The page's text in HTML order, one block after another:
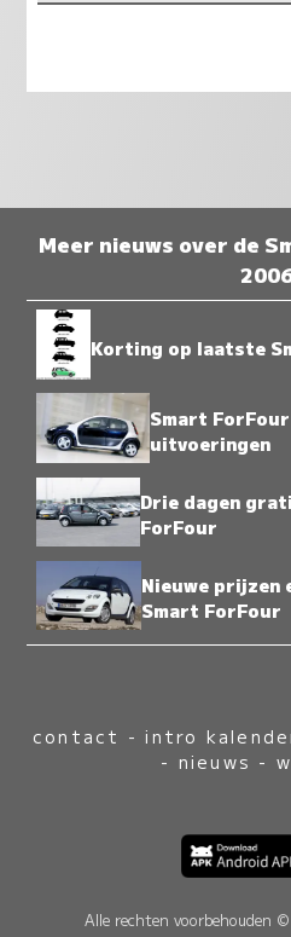
Meer nieuws over de
Korting op laatste
Smart
uitvoeringen
Drie dagen
ForFour
Nieuwe prijzen
Smart ForFour
contact -intro
- nieuws -
Alle rechten voorbehouden